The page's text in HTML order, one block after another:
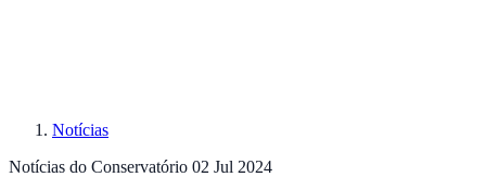
Notícias
Notícias do Conservatório 02 Jul 2024